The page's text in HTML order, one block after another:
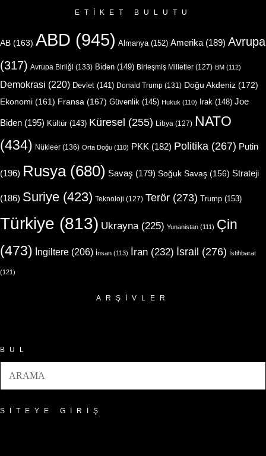
ETIKET BULUTU
AB (163) ABD (945) Almanya (152) Amerika (189) Avrupa
(317) Avrupa Birliği (133) Biden (149) Birleşmiş Milletler (127) BM (112)
Demokrasi (220) Devlet (141) Donald Trump (131) Doğu Akdeniz (172)
Ekonomi (161) Fransa (167) Güvenlik (145) Hukuk (110) Irak (148) Joe
Biden (195) Kültür(143) Küresel (255) Libya (127) NATO
(434) Nükleer (136) Orta Doğu (110) PKK (182) Politika (267) Putin
(196) Rusya(680) Savaş (179) Soğuk Savaş (156) Strateji
(186) Suriye (423) Teknoloji (127) Terör (273) Trump (153)
Türkiye (813) Ukrayna (225) Yunanistan (111) Çin
(473) İngiltere (206) İnsan (113) İran (232) İsrail (276) İstihbarat
(121)
ARŞIVLER
BUL
SITEYE GIRIŞ